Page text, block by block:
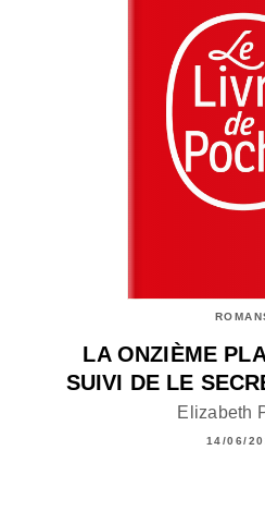
LA ONZIÈME
SUIVI DE LE
Elizabeth
14/06/